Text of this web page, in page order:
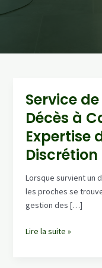
Service
Décès à
Expertise
Discrétion
Lorsque survient un
les proches se
gestion des […]
Service
Lire la suite »